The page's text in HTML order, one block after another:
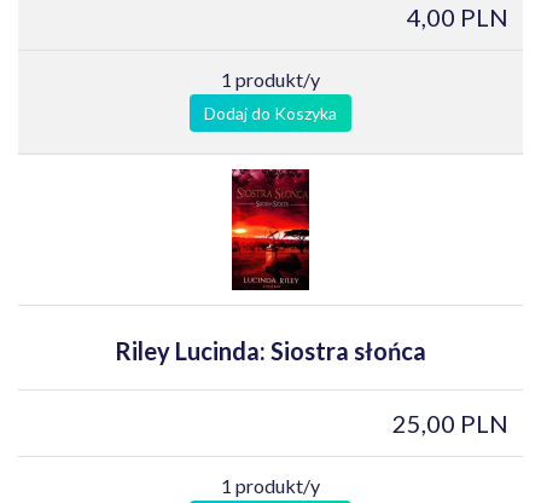
4,00 PLN
1 produkt/y
Dodaj do Koszyka
Riley Lucinda: Siostra słońca
25,00 PLN
1 produkt/y